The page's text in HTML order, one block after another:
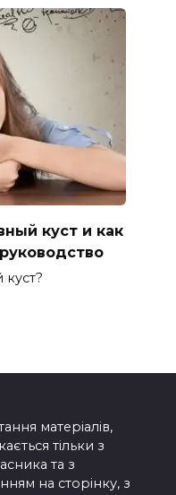
куст и как
матеріалів,
тільки з
та з
на сторінку, з